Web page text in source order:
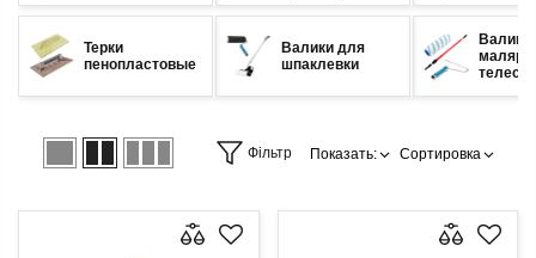
Терки
пенопластовые
Валики для
шпаклевки
Валики
Фільтр Показать: Сортировка